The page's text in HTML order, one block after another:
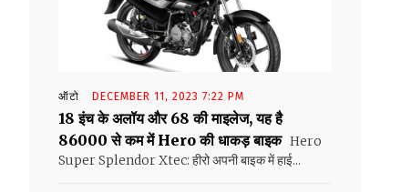
ऑटो DECEMBER 11, 2023 7:22 PM
18 इंच के अलॉय और 68 की माइलेज, यह है
86000 से कम में Hero की धाकड़ बाइक Hero
Super Splendor Xtec: हीरो अपनी बाइक में हाई...